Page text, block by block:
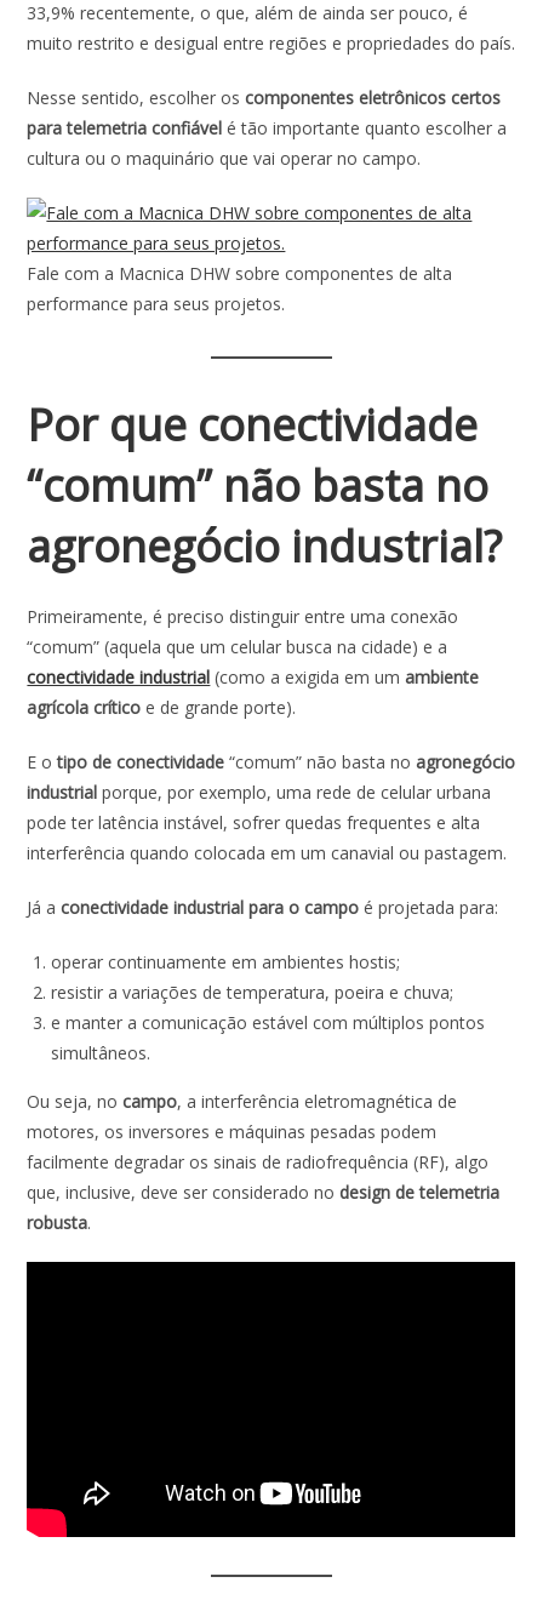
33,9% recentemente, o que, além de ainda ser pouco, é
muito restrito e desigual entre regiões e propriedades do país.
Nesse sentido, escolher oscomponentes eletrônicos certos
para telemetria confiável é tão importante quanto escolher a
cultura ou o maquinário que vai operar no campo.
Fale com a Macnica DHW sobre componentes de alta
performance para seus projetos.
Por que conectividade
“comum” não basta no
agronegócio industrial?
Primeiramente, é preciso distinguir entre uma conexão
“comum” (aquela que um celular busca na cidade) e a
conectividade industrial (como a exigida em umambiente
agrícola crítico e de grande porte).
E otipo de conectividade “comum” não basta noagronegócio
industrial porque, por exemplo, uma rede de celular urbana
pode ter latência instável, sofrer quedas frequentes e alta
interferência quando colocada em um canavial ou pastagem.
Já aconectividade industrial para o campo é projetada para:
operar continuamente em ambientes hostis;
resistir a variações de temperatura, poeira e chuva;
e manter a comunicação estável com múltiplos pontos
simultâneos.
Ou seja, nocampo, a interferência eletromagnética de
motores, os inversores e máquinas pesadas podem
facilmente degradar os sinais de radiofrequência (RF), algo
que, inclusive, deve ser considerado nodesign de telemetria
robusta.